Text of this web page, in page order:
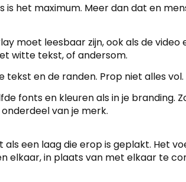
is het maximum. Meer dan dat en
moet leesbaar zijn, ook als de video
witte tekst, of andersom.
tekst en de randen. Prop niet alles vol.
fonts en kleuren als in je branding.
van je merk.
een laag die erop is geplakt. Het
elkaar, in plaats van met elkaar te